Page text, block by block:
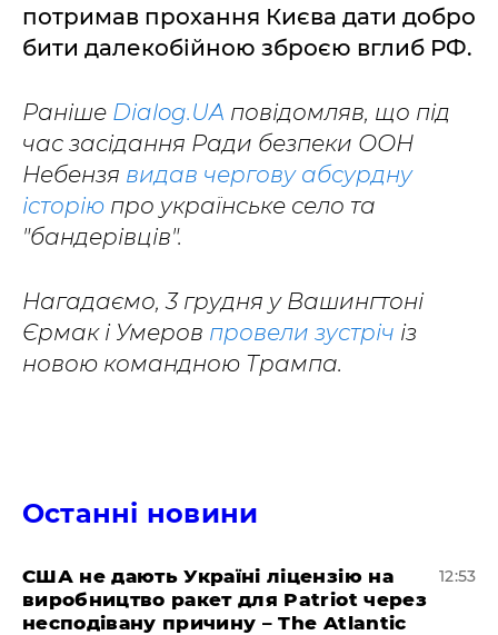
потримав прохання Києва дати добро
бити далекобійною зброєю вглиб РФ.
Раніше Dialog.UA повідомляв, що під
час засідання Ради безпеки ООН
Небензя видав чергову абсурдну
історію про українське село та
"бандерівців".
Нагадаємо, 3 грудня у Вашингтоні
Єрмак і Умеров провели зустріч із
новою командною Трампа.
Останні новини
США не дають Україні ліцензію на
виробництво ракет для Patriot через
несподівану причину – The Atlantic
12:53